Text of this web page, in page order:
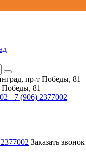
пр-т Победы, 81
Победы, 81
+7 (906) 2377002
Заказать звонок